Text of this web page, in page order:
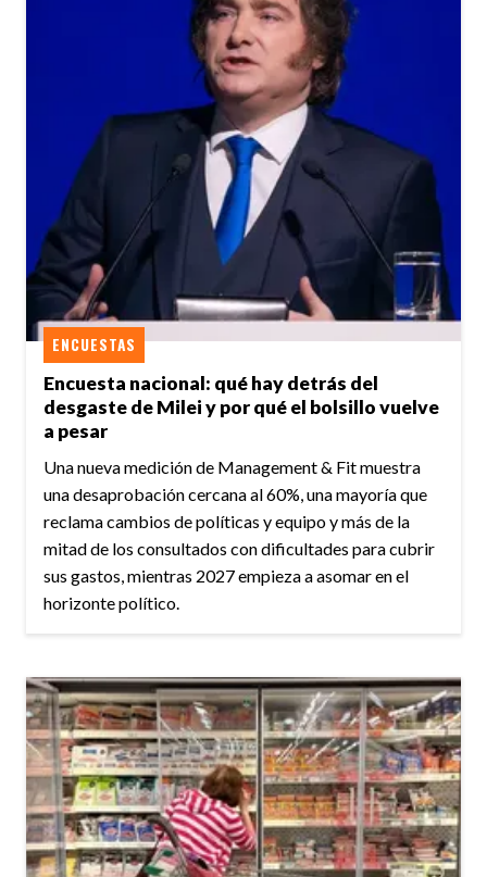
Encuesta nacional: qué hay detrás del
desgaste de Milei y por qué el bolsillo vuelve
a pesar
ENCUESTAS
Una nueva medición de Management & Fit muestra
una desaprobación cercana al 60%, una mayoría que
reclama cambios de políticas y equipo y más de la
mitad de los consultados con dificultades para cubrir
sus gastos, mientras 2027 empieza a asomar en el
horizonte político.